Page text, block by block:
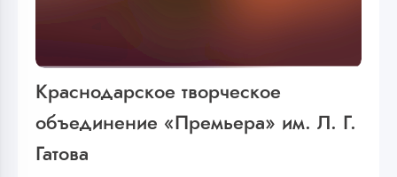
Краснодарское творческое
объединение «Премьера» им. Л. Г.
Гатова